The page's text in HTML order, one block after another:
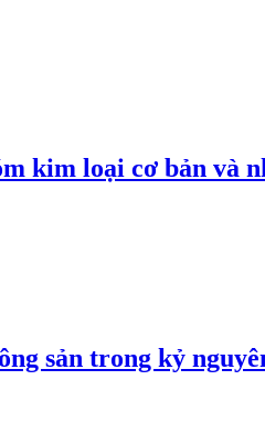
kim loại cơ bản và
sản trong kỷ